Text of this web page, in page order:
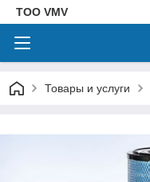
ТОО VMV
Товары и услуги